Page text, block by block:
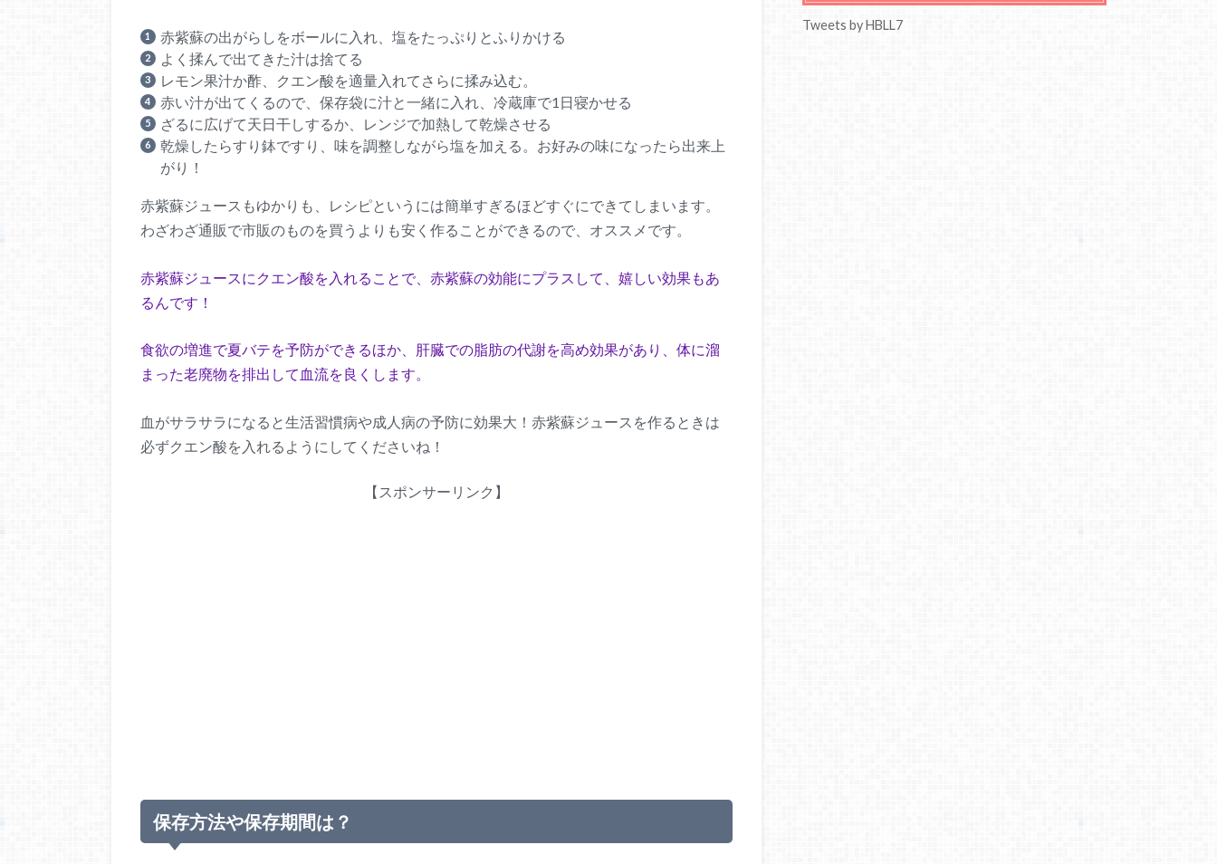
赤紫蘇の出がらしをボールに入れ、塩をたっぷりとふりかける
よく揉んで出てきた汁は捨てる
レモン果汁か酢、クエン酸を適量入れてさらに揉み込む。
赤い汁が出てくるので、保存袋に汁と一緒に入れ、冷蔵庫で1日寝かせる
ざるに広げて天日干しするか、レンジで加熱して乾燥させる
乾燥したらすり鉢ですり、味を調整しながら塩を加える。お好みの味になったら出来上
がり！
赤紫蘇ジュースもゆかりも、レシピというには簡単すぎるほどすぐにできてしまいます。
わざわざ通販で市販のものを買うよりも安く作ることができるので、オススメです。
赤紫蘇ジュースにクエン酸を入れることで、赤紫蘇の効能にプラスして、嬉しい効果もあ
るんです！
食欲の増進で夏バテを予防ができるほか、肝臓での脂肪の代謝を高め効果があり、体に溜
まった老廃物を排出して血流を良くします。
血がサラサラになると生活習慣病や成人病の予防に効果大！赤紫蘇ジュースを作るときは
必ずクエン酸を入れるようにしてくださいね！
【スポンサーリンク】
保存方法や保存期間は？
Tweets by HBLL7